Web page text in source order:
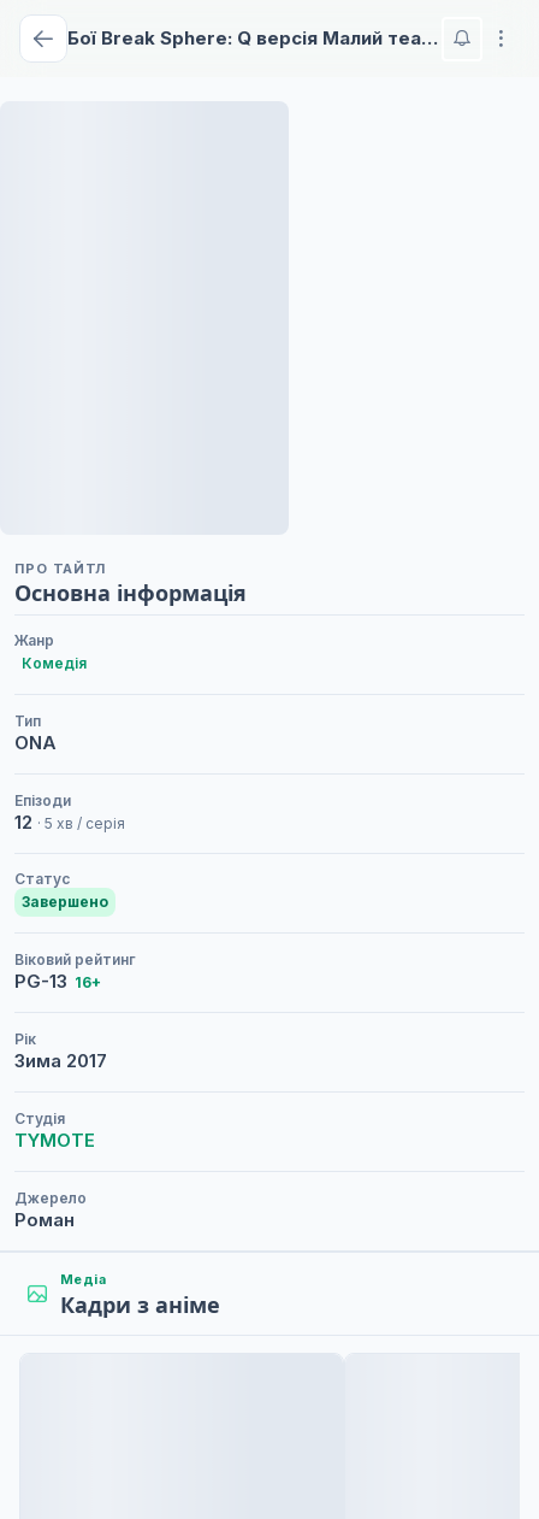
Бої Break Sphere: Q версія Малий театр
ПРО ТАЙТЛ
Основна інформація
Жанр
Комедія
Тип
ONA
Епізоди
12 · 5 хв / серія
Статус
Завершено
Віковий рейтинг
PG-13 16+
Рік
Зима 2017
Студія
TYMOTE
Джерело
Роман
Медіа
Кадри з аніме